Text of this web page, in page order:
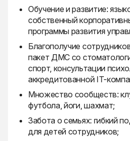
Обучение и развитие:
собственный
программы развития
Благополучие
пакет ДМС со
спорт, консультации
аккредитованной IT-
Множество сообществ:
футбола, йоги, шахмат;
Забота о семьях: гибкий
для детей сотрудников;